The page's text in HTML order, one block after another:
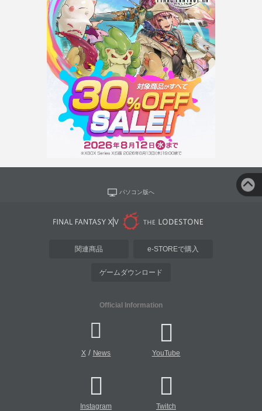
パソコン版へ
関連商品 e-STOREで購入
ゲームダウンロード
Official Information
X/ News YouTube
Instagram Twitch